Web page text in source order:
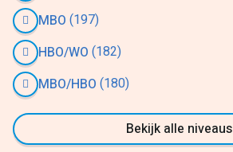
MBO (197)
HBO/WO (182)
MBO/HBO (180)
Bekijk alle niveaus